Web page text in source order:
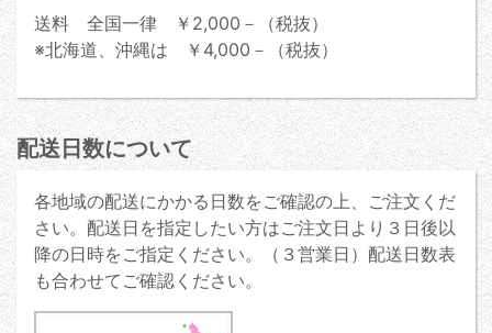
送料 全国一律 ￥2,000－（税抜）
※北海道、沖縄は ￥4,000－（税抜）
配送日数について
各地域の配送にかかる日数をご確認の上、ご注文くだ
さい。配送日を指定したい方はご注文日より３日後以
降の日時をご指定ください。（３営業日）配送日数表
も合わせてご確認ください。